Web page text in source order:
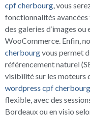
cpf cherbourg, vous
fonctionnalités
des galeries d’images
WooCommerce. Enfin,
cherbourgvous permet
référencement naturel
visibilité sur les moteurs
wordpress cpf cherbourg
flexible, avec des
Bordeaux ou en visio